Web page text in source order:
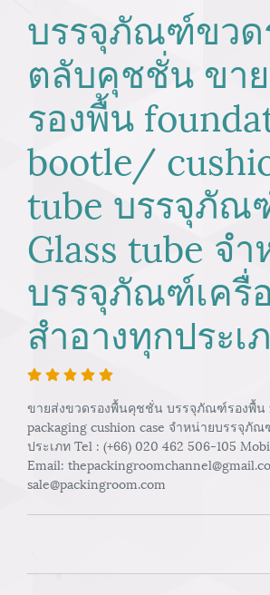
บรรจุภัณฑ์ขวด
ตลับคุชชั่น ขา
รองพื้น
bootle/
tube บรรจุภัณ
Glass tube จำ
บรรจุภัณฑ์เครื่
สำอางทุกประเ
ขายส่งขวดรองพื้นคุชชั่น บรรจุภัณฑ์รองพื้น
packaging cushion case จำหน่ายบรรจุภัณ
ประเภท Tel : (+66) 020 462 506-105
Email:
sale@packingroom.com